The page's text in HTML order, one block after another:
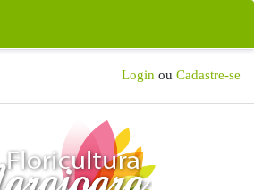
Login ou Cadastre-se